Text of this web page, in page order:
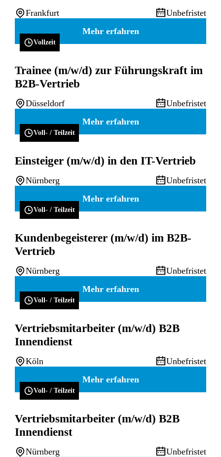
Frankfurt
Unbefristet
Mehr erfahren
Vollzeit
Trainee (m/w/d) zur Führungskraft im
B2B-Vertrieb
Düsseldorf
Unbefristet
Mehr erfahren
Voll- / Teilzeit
Einsteiger (m/w/d) in den IT-Vertrieb
Nürnberg
Unbefristet
Mehr erfahren
Voll- / Teilzeit
Kundenbegeisterer (m/w/d) im B2B-
Vertrieb
Nürnberg
Unbefristet
Mehr erfahren
Voll- / Teilzeit
Vertriebsmitarbeiter (m/w/d) B2B
Innendienst
Köln
Unbefristet
Mehr erfahren
Voll- / Teilzeit
Vertriebsmitarbeiter (m/w/d) B2B
Innendienst
Nürnberg
Unbefristet